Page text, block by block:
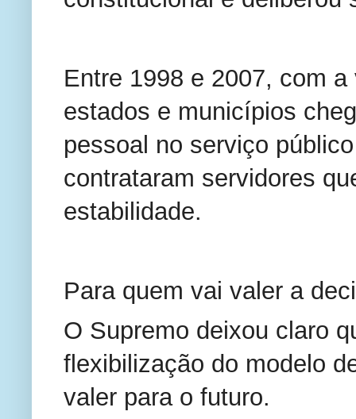
Entre 1998 e 2007, com
estados e municípios
pessoal no serviço
contrataram servidores
estabilidade.
Para quem vai valer a
O Supremo deixou claro
flexibilização do modelo
valer para o futuro.